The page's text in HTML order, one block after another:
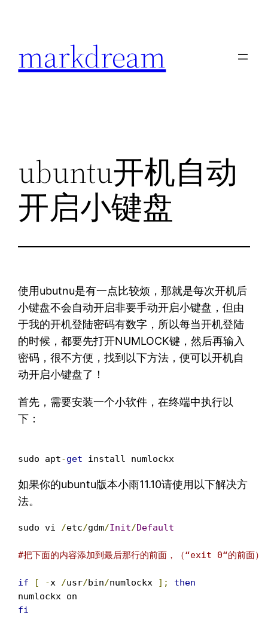
markdream
ubuntu开机自动
开启小键盘
使用ubutnu是有一点比较烦，那就是每次开机后
小键盘不会自动开启非要手动开启小键盘，但由
于我的开机登陆密码有数字，所以每当开机登陆
的时候，都要先打开NUMLOCK键，然后再输入
密码，很不方便，找到以下方法，便可以开机自
动开启小键盘了！
首先，需要安装一个小软件，在终端中执行以
下：
sudo apt-get
如果你的ubuntu版本小雨11.10请使用以下解决方
法。
sudo vi /etc/gdm/Init/Default
#把下面的内容添加到最后那行的前面，（“exit 0“的前面）
if [ -x /usr/bin/numlockx ];
then
fi